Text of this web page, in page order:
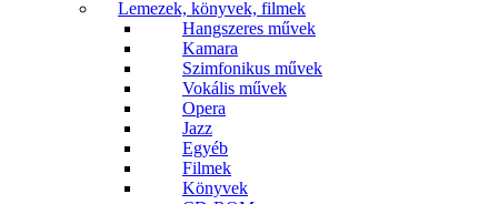
Lemezek, könyvek, filmek
Hangszeres művek
Kamara
Szimfonikus művek
Vokális művek
Opera
Jazz
Egyéb
Filmek
Könyvek